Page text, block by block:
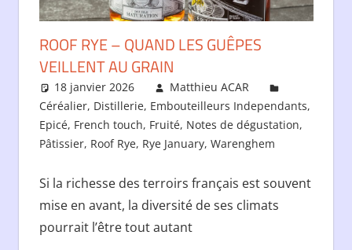
ROOF RYE – QUAND LES GUÊPES
VEILLENT AU GRAIN
18 janvier 2026
Matthieu ACAR
Céréalier, Distillerie, Embouteilleurs Independants,
Epicé, French touch, Fruité, Notes de dégustation,
Pâtissier, Roof Rye, Rye January, Warenghem
Si la richesse des terroirs français est souvent
mise en avant, la diversité de ses climats
pourrait l’être tout autant